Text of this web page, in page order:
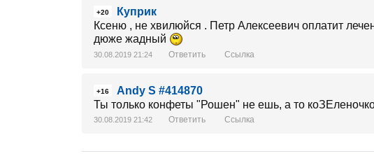
+20
Куприк
Ксеню , не хвилюйся . Петр Алексеевич оплатит
дюже жадный
30.08.2019 21:24 Ответить Ссылка
+16
Andy S #414870
Ты только конфеты "Рошен" не ешь, а то
30.08.2019 21:42 Ответить Ссылка